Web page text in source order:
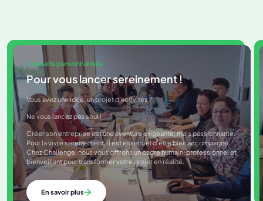
Conseils personnalisés
Pour vous lancer sereinement !
Vous avez une idée, un projet d’activités ?
Ne vous lancez pas seul !
Créer son entreprise est une aventure exigeante, mais passionnante.
Pour la vivre sereinement, il est essentiel d’être bien accompagné.
Chez Challenge, nous vous offrons un cadre humain, professionnel et
bienveillant pour transformer votre projet en réalité.
En savoir plus